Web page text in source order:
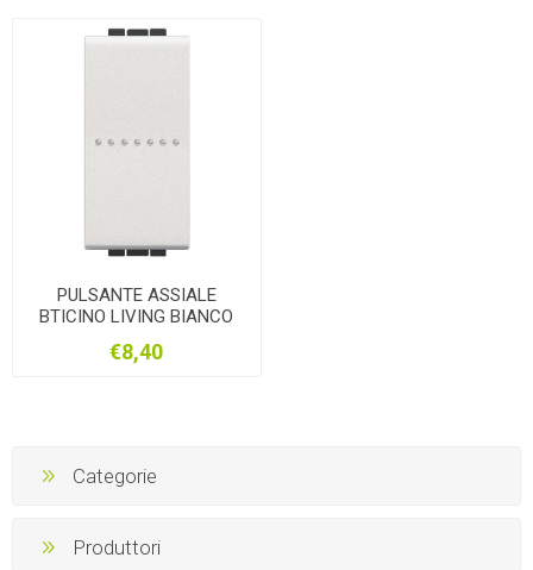
PULSANTE ASSIALE
BTICINO LIVING BIANCO
€8,40
Categorie
Produttori